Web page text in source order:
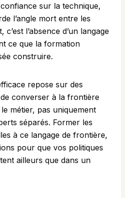
sur la technique,
l’angle mort entre les
c’est l’absence d’un langage
ce que la formation
construire.
repose sur des
converser à la frontière
métier, pas uniquement
séparés. Former les
à ce langage de frontière,
pour que vos politiques
ailleurs que dans un